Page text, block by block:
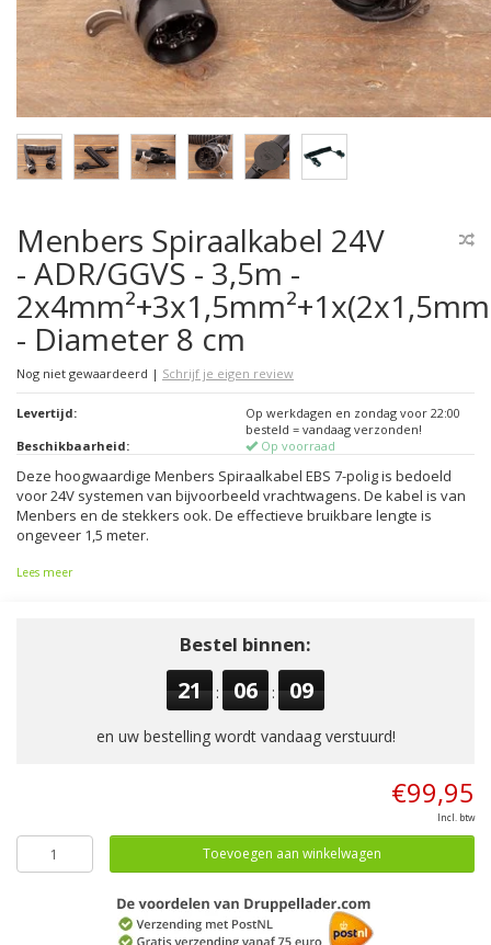
Menbers Spiraalkabel 24V
- ADR/GGVS - 3,5m -
- Diameter 8 cm
Nog niet gewaardeerd | Schrijf je eigen review
Levertijd:
Op werkdagen en zondag voor 22:00
besteld = vandaag verzonden!
Beschikbaarheid:
Op voorraad
Deze hoogwaardige Menbers Spiraalkabel EBS 7-polig is bedoeld
voor 24V systemen van bijvoorbeeld vrachtwagens. De kabel is van
Menbers en de stekkers ook. De effectieve bruikbare lengte is
ongeveer 1,5 meter.
Lees meer
Bestel binnen:
21 : 06 : 09
en uw bestelling wordt vandaag verstuurd!
€99,95
Incl. btw
Toevoegen aan winkelwagen